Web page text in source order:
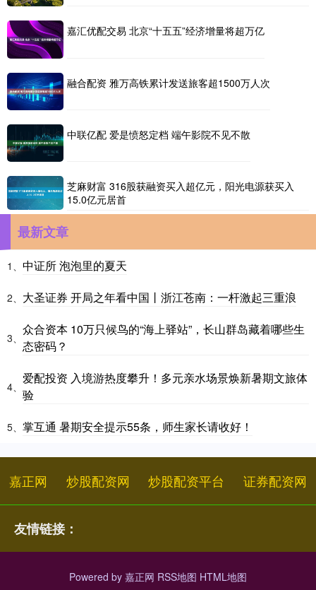
嘉汇优配交易 北京“十五五”经济增量将超万亿
融合配资 雅万高铁累计发送旅客超1500万人次
中联亿配 爱是愤怒定档 端午影院不见不散
芝麻财富 316股获融资买入超亿元，阳光电源获买入
15.0亿元居首
最新文章
1、 中证所 泡泡里的夏天
2、 大圣证券 开局之年看中国丨浙江苍南：一杆激起三重浪
3、
众合资本 10万只候鸟的“海上驿站”，长山群岛藏着哪些生
态密码？
4、
爱配投资 入境游热度攀升！多元亲水场景焕新暑期文旅体
验
5、 掌互通 暑期安全提示55条，师生家长请收好！
嘉正网 炒股配资网 炒股配资平台 证券配资网
友情链接：
Powered by 嘉正网 RSS地图 HTML地图